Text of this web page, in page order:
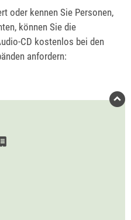
oder kennen Sie Personen,
können Sie die
CD kostenlos bei den
anfordern: